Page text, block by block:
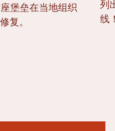
堡垒在当地组织
复。
列
线